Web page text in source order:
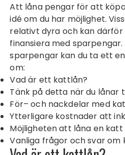
Att låna pengar för att köpa katt kan vara en bra
idé om du har möjlighet.
relativt dyra och kan
finansiera med
sparpengar kan du ta ett
om:
Vad är ett kattlån?
Tänk på detta när du lånar
För– och nackdelar med
Ytterligare kostnader att
Möjligheten att låna en katt
Vanliga frågor och svar om